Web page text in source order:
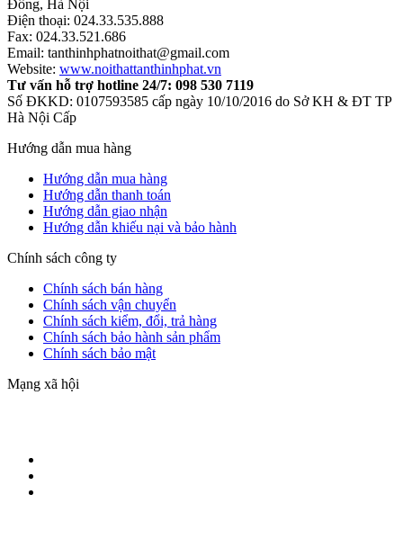
Đông, Hà Nội
Điện thoại: 024.33.535.888
Fax: 024.33.521.686
Email: tanthinhphatnoithat@gmail.com
Website: www.noithattanthinhphat.vn
Tư vấn hỗ trợ hotline 24/7: 098 530 7119
Số ĐKKD: 0107593585 cấp ngày 10/10/2016 do Sở KH & ĐT TP
Hà Nội Cấp
Hướng dẫn mua hàng
Hướng dẫn mua hàng
Hướng dẫn thanh toán
Hướng dẫn giao nhận
Hướng dẫn khiếu nại và bảo hành
Chính sách công ty
Chính sách bán hàng
Chính sách vận chuyển
Chính sách kiểm, đổi, trả hàng
Chính sách bảo hành sản phẩm
Chính sách bảo mật
Mạng xã hội